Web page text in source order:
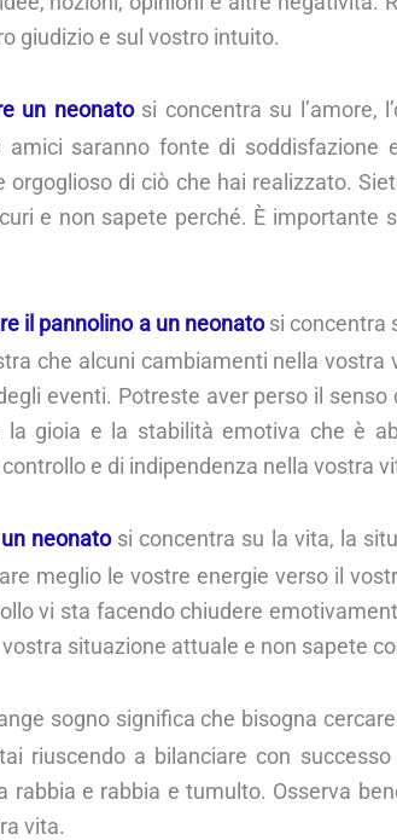
giudizio e sul vostro intuito.
un neonatosi concentra su l’amore,
amici saranno fonte di soddisfazione
orgoglioso di ciò che hai realizzato.
e non sapete perché. È importante
il pannolino a un neonatosi concentra
che alcuni cambiamenti nella
eventi. Potreste aver perso il
gioia e la stabilità emotiva che è
controllo e di indipendenza nella vostra
neonatosi concentra su la vita, la
meglio le vostre energie verso il
vi sta facendo chiudere
situazione attuale e non sapete
sogno significa che bisogna
riuscendo a bilanciare con
rabbia e rabbia e tumulto. Osserva
vita.